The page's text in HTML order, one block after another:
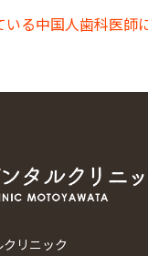
いる中国人歯科医
リニック